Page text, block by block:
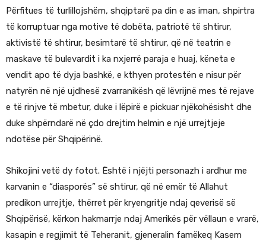
Përfitues të turlillojshëm, shqiptarë pa din e as iman, shpirtra
të korruptuar nga motive të dobëta, patriotë të shtirur,
aktivistë të shtirur, besimtarë të shtirur, që në teatrin e
maskave të bulevardit i ka nxjerrë paraja e huaj, këneta e
vendit apo të dyja bashkë, e kthyen protestën e nisur për
natyrën në një ujdhesë zvarranikësh që lëvrijnë mes të rejave
e të rinjve të mbetur, duke i lëpirë e pickuar njëkohësisht dhe
duke shpërndarë në çdo drejtim helmin e një urrejtjeje
ndotëse për Shqipërinë.
Shikojini vetë dy fotot. Është i njëjti personazh i ardhur me
karvanin e “diasporës” së shtirur, që në emër të Allahut
predikon urrejtje, thërret për kryengritje ndaj qeverisë së
Shqipërisë, kërkon hakmarrje ndaj Amerikës për vëllaun e vrarë,
kasapin e regjimit të Teheranit, gjeneralin famëkeq Kasem